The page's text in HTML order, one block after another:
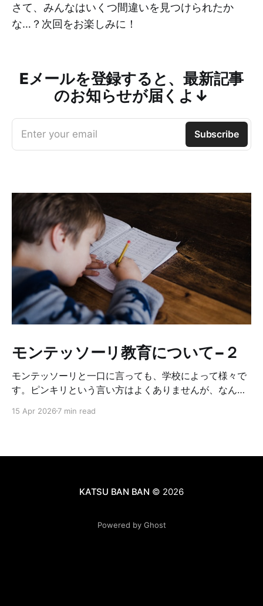
さて、みんなはいくつ間違いを見つけられたか
な…？次回をお楽しみに！
Eメールを登録すると、最新記事
のお知らせが届くよ↓
Enter your email Subscribe
モンテッソーリ教育について−２
モンテッソーリと一口に言っても、学校によって様々で
す。ピンキリという言い方はよくありませんが、なんち
ーリの中でも、どこまでオリジナルに基づいて厳しくや
ーリに入れたいな〜と思っている方がいれば、複数の学
差はない気もしますが、小学校見学をしてみて、学校毎
15 Apr 2026 7 min read
KATSU BAN BAN © 2026
Powered by Ghost